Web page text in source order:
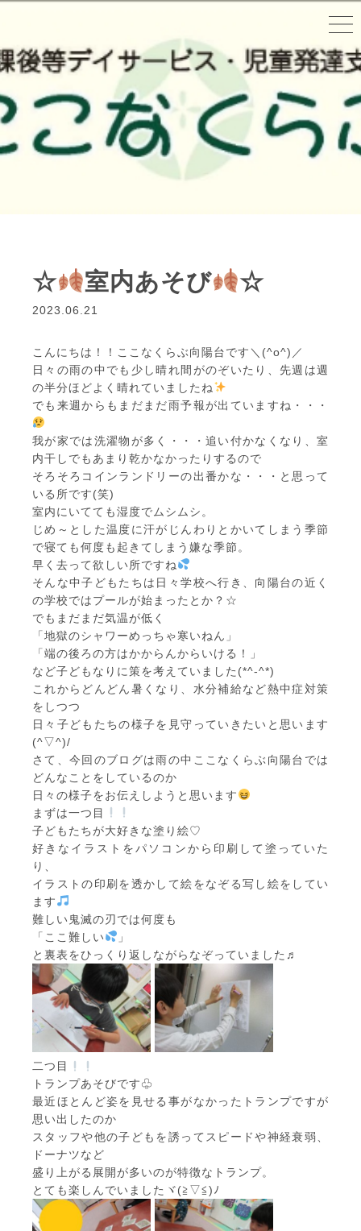
☆ 室内あそび ☆
2023.06.21
こんにちは！！ここなくらぶ向陽台です＼(^o^)／
日々の雨の中でも少し晴れ間がのぞいたり、先週は週
の半分ほどよく晴れていましたね
でも来週からもまだまだ雨予報が出ていますね・・・
我が家では洗濯物が多く・・・追い付かなくなり、室
内干しでもあまり乾かなかったりするので
そろそろコインランドリーの出番かな・・・と思って
いる所です(笑)
室内にいてても湿度でムシムシ。
じめ～とした温度に汗がじんわりとかいてしまう季節
で寝ても何度も起きてしまう嫌な季節。
早く去って欲しい所ですね
そんな中子どもたちは日々学校へ行き、向陽台の近く
の学校ではプールが始まったとか？☆
でもまだまだ気温が低く
「地獄のシャワーめっちゃ寒いねん」
「端の後ろの方はかからんからいける！」
など子どもなりに策を考えていました(*^-^*)
これからどんどん暑くなり、水分補給など熱中症対策
をしつつ
日々子どもたちの様子を見守っていきたいと思います
(^▽^)/
さて、今回のブログは雨の中ここなくらぶ向陽台では
どんなことをしているのか
日々の様子をお伝えしようと思います
まずは一つ目
子どもたちが大好きな塗り絵♡
好きなイラストをパソコンから印刷して塗っていた
り、
イラストの印刷を透かして絵をなぞる写し絵をしてい
ます
難しい鬼滅の刃では何度も
「ここ難しい
」
と裏表をひっくり返しながらなぞっていました♬
二つ目
トランプあそびです♧
最近ほとんど姿を見せる事がなかったトランプですが
思い出したのか
スタッフや他の子どもを誘ってスピードや神経衰弱、
ドーナツなど
盛り上がる展開が多いのが特徴なトランプ。
とても楽しんでいましたヾ(≧▽≦)ﾉ